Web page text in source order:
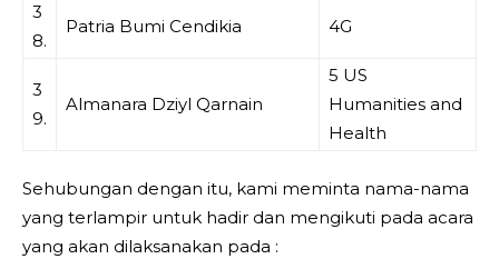
3
8.
Patria Bumi Cendikia 4G
3
9.
Almanara Dziyl Qarnain
5 US
Humanities and
Health
Sehubungan dengan itu, kami meminta nama-nama
yang terlampir untuk hadir dan mengikuti pada acara
yang akan dilaksanakan pada :